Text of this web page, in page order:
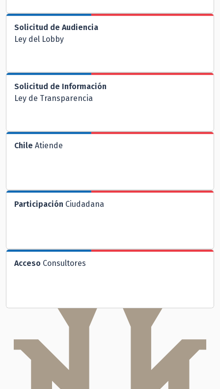
Solicitud de Audiencia
Ley del Lobby
Solicitud de Información
Ley de Transparencia
Chile Atiende
Participación Ciudadana
Acceso Consultores